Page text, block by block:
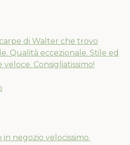
di Walter che trovo
Qualità eccezionale. Stile ed
Consigliatissimo!
negozio velocissimo.
al checkout per